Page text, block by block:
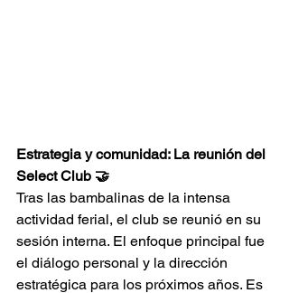
Estrategia y comunidad: La reunión del
Select Club 🤝
Tras las bambalinas de la intensa
actividad ferial, el club se reunió en su
sesión interna. El enfoque principal fue
el diálogo personal y la dirección
estratégica para los próximos años. Es